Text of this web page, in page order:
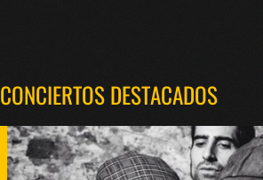
CONCIERTOS DESTACADOS